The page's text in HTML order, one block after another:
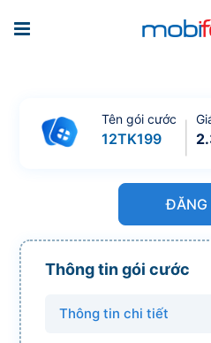
Tên gói cước
12TK199
ĐĂNG
Thông tin gói cước
Thông tin chi tiết